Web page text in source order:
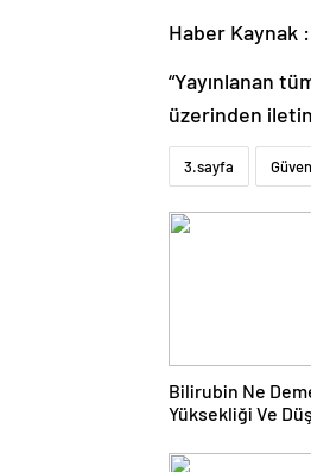
Haber Kaynak :
“Yayınlanan
üzerinden
3.sayfa
Bilirubin Ne
Yüksekliği Ve